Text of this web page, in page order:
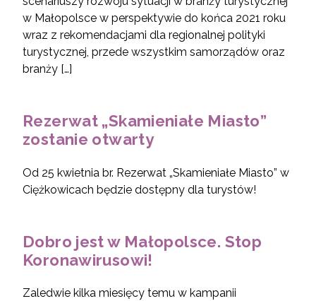
w Małopolsce w perspektywie do końca 2021 roku
wraz z rekomendacjami dla regionalnej polityki
turystycznej, przede wszystkim samorządów oraz
branży […]
Rezerwat „Skamieniałe Miasto”
zostanie otwarty
Od 25 kwietnia br. Rezerwat „Skamieniałe Miasto” w
Ciężkowicach będzie dostępny dla turystów!
Dobro jest w Małopolsce. Stop
Koronawirusowi!
Zaledwie kilka miesięcy temu w kampanii